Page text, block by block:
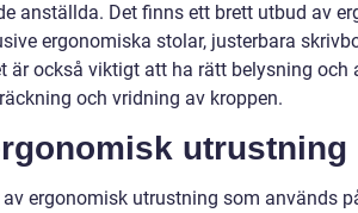
anställda. Det finns ett brett utbud av
ergonomiska stolar, justerbara
är också viktigt att ha rätt belysning
och vridning av kroppen.
utrustning
ergonomisk utrustning som används